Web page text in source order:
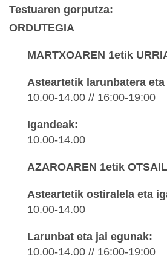
Testuaren gorputza:
ORDUTEGIA
MARTXOAREN 1etik
Asteartetik larunbatera
10.00-14.00 // 16:00-19:00
Igandeak:
10.00-14.00
AZAROAREN 1etik
Asteartetik ostiralela eta
10.00-14.00
Larunbat eta jai egunak:
10.00-14.00 // 16:00-19:00